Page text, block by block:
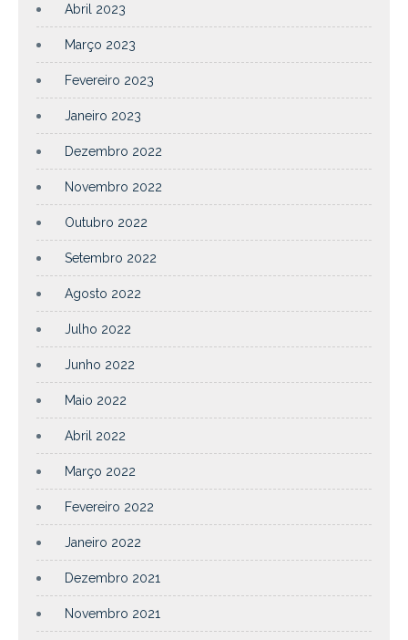
Abril 2023
Março 2023
Fevereiro 2023
Janeiro 2023
Dezembro 2022
Novembro 2022
Outubro 2022
Setembro 2022
Agosto 2022
Julho 2022
Junho 2022
Maio 2022
Abril 2022
Março 2022
Fevereiro 2022
Janeiro 2022
Dezembro 2021
Novembro 2021